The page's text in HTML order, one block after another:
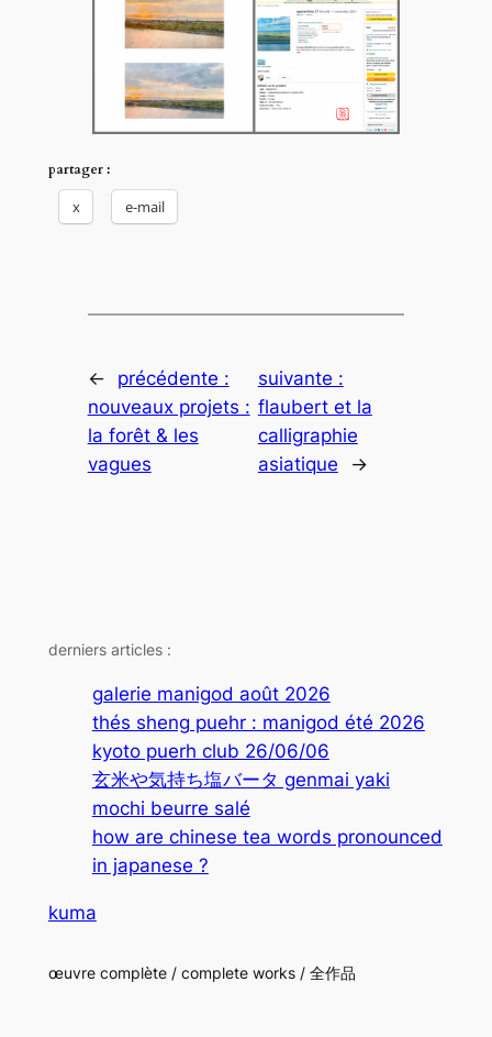
partager :
x e-mail
←
précédente :
nouveaux projets :
la forêt & les
vagues
suivante :
flaubert et la
calligraphie
asiatique
→
derniers articles :
galerie manigod août 2026
thés sheng puehr : manigod été 2026
kyoto puerh club 26/06/06
玄米や気持ち塩バータ genmai yaki
mochi beurre salé
how are chinese tea words pronounced
in japanese ?
kuma
œuvre complète / complete works / 全作品